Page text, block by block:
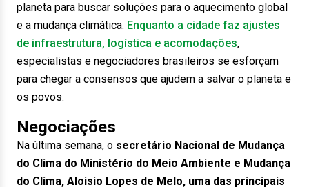
planeta para buscar soluções para o aquecimento global
e a mudança climática. Enquanto a cidade faz ajustes
de infraestrutura, logística e acomodações,
especialistas e negociadores brasileiros se esforçam
para chegar a consensos que ajudem a salvar o planeta e
os povos.
Negociações
Na última semana, o secretário Nacional de Mudança
do Clima do Ministério do Meio Ambiente e Mudança
do Clima, Aloisio Lopes de Melo, uma das principais